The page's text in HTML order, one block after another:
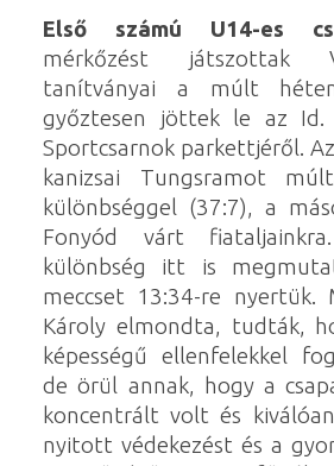
Első számú U14-es
mérkőzést játszottak
tanítványai a múlt
győztesen jöttek le az Id.
Sportcsarnok parkettjéről.
kanizsai Tungsramot
különbséggel (37:7), a
Fonyód várt
különbség itt is
meccset 13:34-re nyertük.
Károly elmondta, tudták,
képességű ellenfelekkel
de örül annak, hogy a
koncentrált volt és
nyitott védekezést és a